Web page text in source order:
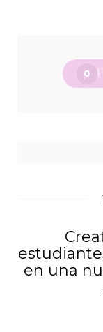
0
en una